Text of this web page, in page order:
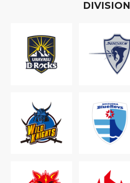
DIVISION